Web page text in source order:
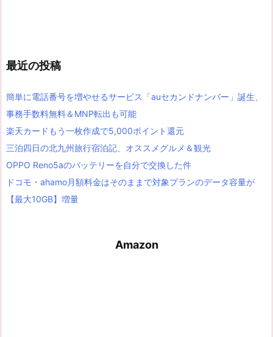
最近の投稿
簡単に電話番号を増やせるサービス「auセカンドナンバー」誕生、
事務手数料無料＆MNP転出も可能
楽天カードもう一枚作成で5,000ポイント還元
三泊四日の北九州旅行宿泊記、オススメグルメ＆観光
OPPO Reno5aのバッテリーを自分で交換した件
ドコモ・ahamo月額料金はそのままで対象プランのデータ容量が
【最大10GB】増量
Amazon